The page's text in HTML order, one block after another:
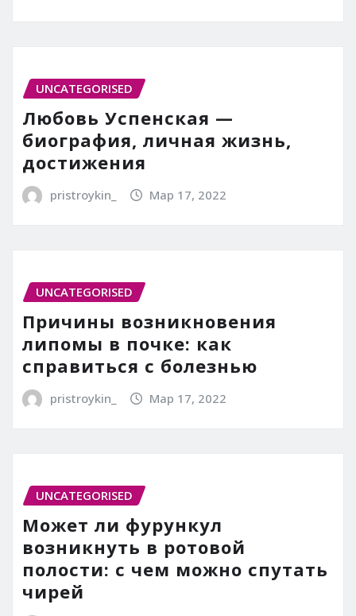
UNCATEGORISED
Любовь Успенская —
биография, личная жизнь,
достижения
pristroykin_ Мар 17, 2022
UNCATEGORISED
Причины возникновения
липомы в почке: как
справиться с болезнью
pristroykin_ Мар 17, 2022
UNCATEGORISED
Может ли фурункул
возникнуть в ротовой
полости: с чем можно спутать
чирей